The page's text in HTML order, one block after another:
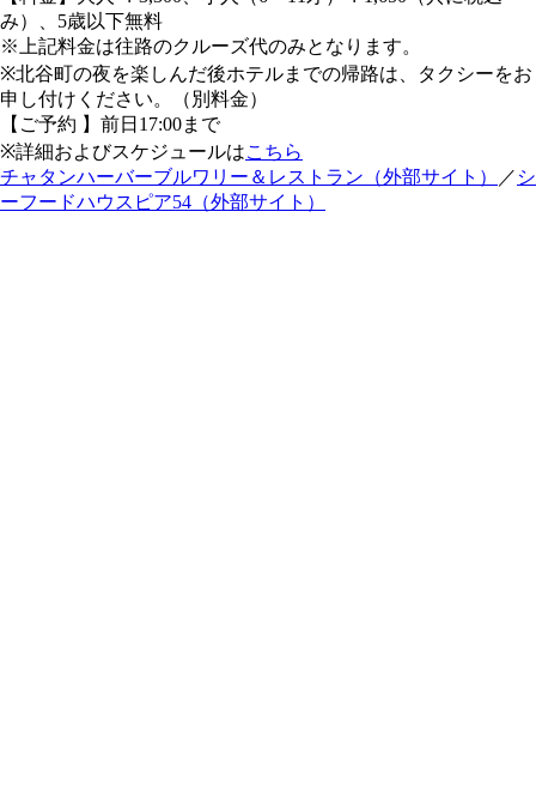
み）、5歳以下無料
※上記料金は往路のクルーズ代のみとなります。
※北谷町の夜を楽しんだ後ホテルまでの帰路は、タクシーをお
申し付けください。（別料金）
【ご予約 】前日17:00まで
※詳細およびスケジュールはこちら
チャタンハーバーブルワリー＆レストラン（外部サイト）
／ シ
ーフードハウスピア54（外部サイト）